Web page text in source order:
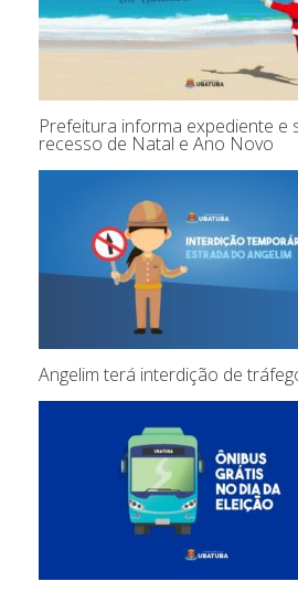
Prefeitura informa expediente e
recesso de Natal e Ano Novo
Angelim terá interdição de